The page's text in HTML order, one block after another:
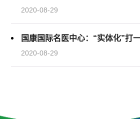
2020-08-29
国康国际名医中心：“实体化”打
2020-08-29